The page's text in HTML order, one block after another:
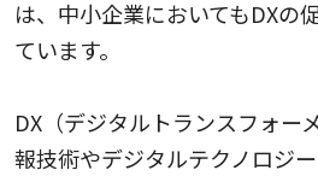
は、中小企業においてもDXの
ています。
DX（デジタルトランスフォー
報技術やデジタルテクノロジ